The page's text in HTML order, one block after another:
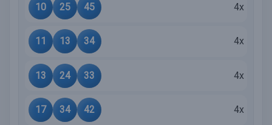
10 25 45 4x
11 13 34 4x
13 24 33 4x
17 34 42 4x